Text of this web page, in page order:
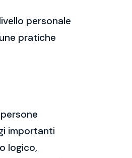
personale
pratiche
importanti
logico,